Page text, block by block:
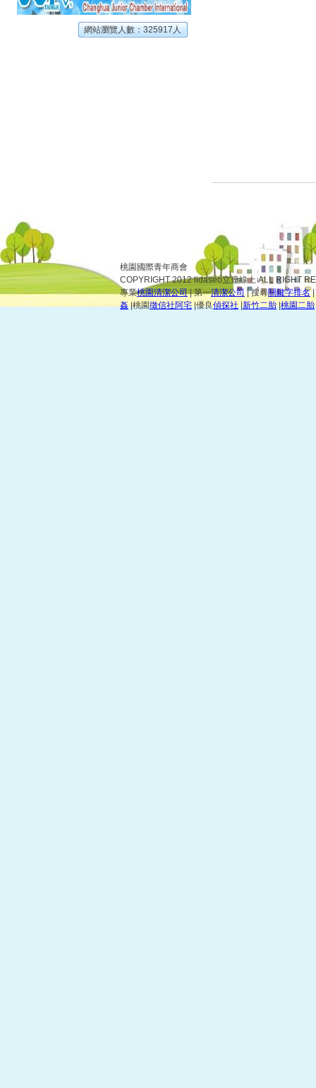
網站瀏覽人數：325917人
桃園國際青年商會
COPYRIGHT 2012 lidaseo立達線上 ALL RIGHT
專業桃園清潔公司| 第一清潔公司| 搜尋關鍵字排名|
姦|桃園徵信社阿宅|優良偵探社|新竹二胎|桃園二胎